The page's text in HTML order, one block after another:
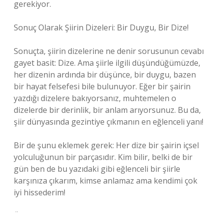
gerekiyor.
Sonuç Olarak Şiirin Dizeleri: Bir Duygu, Bir Dize!
Sonuçta, şiirin dizelerine ne denir sorusunun cevabı
gayet basit: Dize. Ama şiirle ilgili düşündüğümüzde,
her dizenin ardında bir düşünce, bir duygu, bazen
bir hayat felsefesi bile bulunuyor. Eğer bir şairin
yazdığı dizelere bakıyorsanız, muhtemelen o
dizelerde bir derinlik, bir anlam arıyorsunuz. Bu da,
şiir dünyasında gezintiye çıkmanın en eğlenceli yanı!
Bir de şunu eklemek gerek: Her dize bir şairin içsel
yolculuğunun bir parçasıdır. Kim bilir, belki de bir
gün ben de bu yazıdaki gibi eğlenceli bir şiirle
karşınıza çıkarım, kimse anlamaz ama kendimi çok
iyi hissederim!